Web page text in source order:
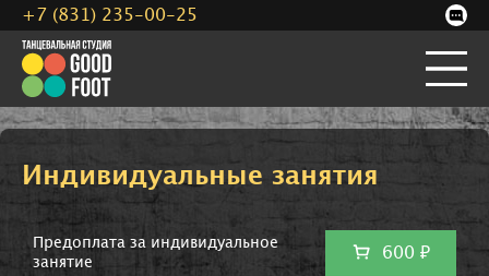
Индивидуальные занятия
Предоплата за индивидуальное
занятие
600 ₽
+7 (831) 235-00-25